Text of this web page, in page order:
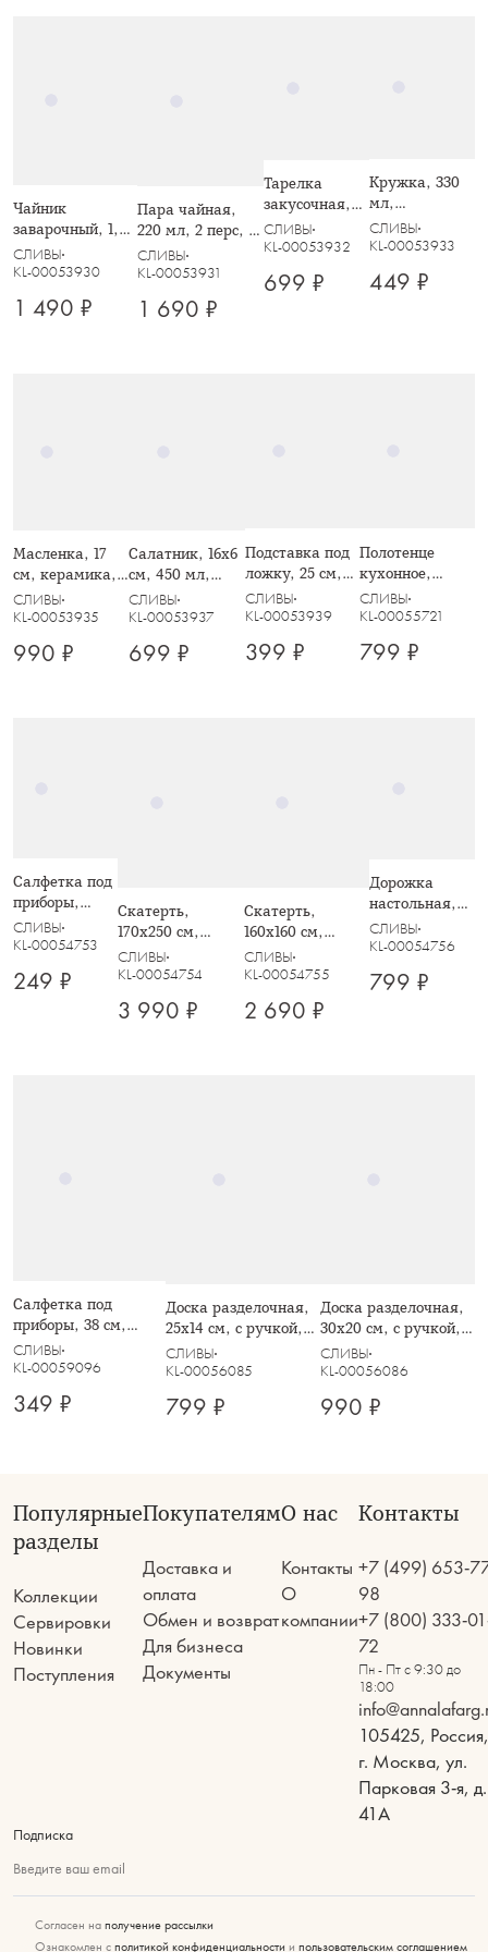
Чайник
заварочный, 1,2
л, керамика,
белый, Сливы,
СЛИВЫ
KL-00053930
1 490 ₽
Пара чайная,
220 мл, 2 перс, 4
пр, керамика,
белая, Сливы,
СЛИВЫ
KL-00053931
1 690 ₽
Тарелка
закусочная,
20 см,
керамика,
Plum Orchard
СЛИВЫ
KL-00053932
699 ₽
Кружка, 330
мл,
керамика,
белая, Сливы,
СЛИВЫ
KL-00053933
449 ₽
Масленка, 17
см, керамика,
белая, Сливы,
Plum Orchard
СЛИВЫ
KL-00053935
990 ₽
Салатник, 16х6
см, 450 мл,
керамика,
белый, Сливы,
СЛИВЫ
KL-00053937
699 ₽
Подставка под
ложку, 25 см,
керамика,
белая, Сливы,
СЛИВЫ
KL-00053939
399 ₽
Полотенце
кухонное,
40х60 см, 2 шт,
хлопок,
зеленое, Сливы
СЛИВЫ
KL-00055721
799 ₽
Салфетка под
приборы,
30х45 см,
полиэстер/
Сливы на
СЛИВЫ
KL-00054753
249 ₽
Скатерть,
170х250 см,
полиэстер/лен,
бежевая, Сливы
Orchard
СЛИВЫ
KL-00054754
3 990 ₽
Скатерть,
160х160 см,
полиэстер/лен,
бежевая, Сливы
Orchard
СЛИВЫ
KL-00054755
2 690 ₽
Дорожка
настольная,
40х160 см,
полиэстер/
Сливы на
СЛИВЫ
KL-00054756
799 ₽
Салфетка под
приборы, 38 см,
целлюлоза, круглая,
зеленая, Matera
СЛИВЫ
KL-00059096
349 ₽
Доска разделочная,
25х14 см, с ручкой,
дерево, фигурная,
Timber
СЛИВЫ
KL-00056085
799 ₽
Доска разделочная,
30х20 см, с ручкой,
дерево, фигурная,
Timber
СЛИВЫ
KL-00056086
990 ₽
Популярные
разделы
Коллекции
Сервировки
Новинки
Поступления
Покупателям
Доставка и
оплата
Обмен и возврат
Для бизнеса
Документы
О нас
Контакты
О
компании
Контакты
+7 (499) 653-
98
+7 (800) 333-
72
Пн - Пт с 9:30 до
18:00
105425, Россия,
г. Москва, ул.
Парковая 3-я, д.
41А
Подписка
Введите ваш email
Согласен на получение рассылки
Ознакомлен с политикой конфиденциальности и пользовательским соглашением